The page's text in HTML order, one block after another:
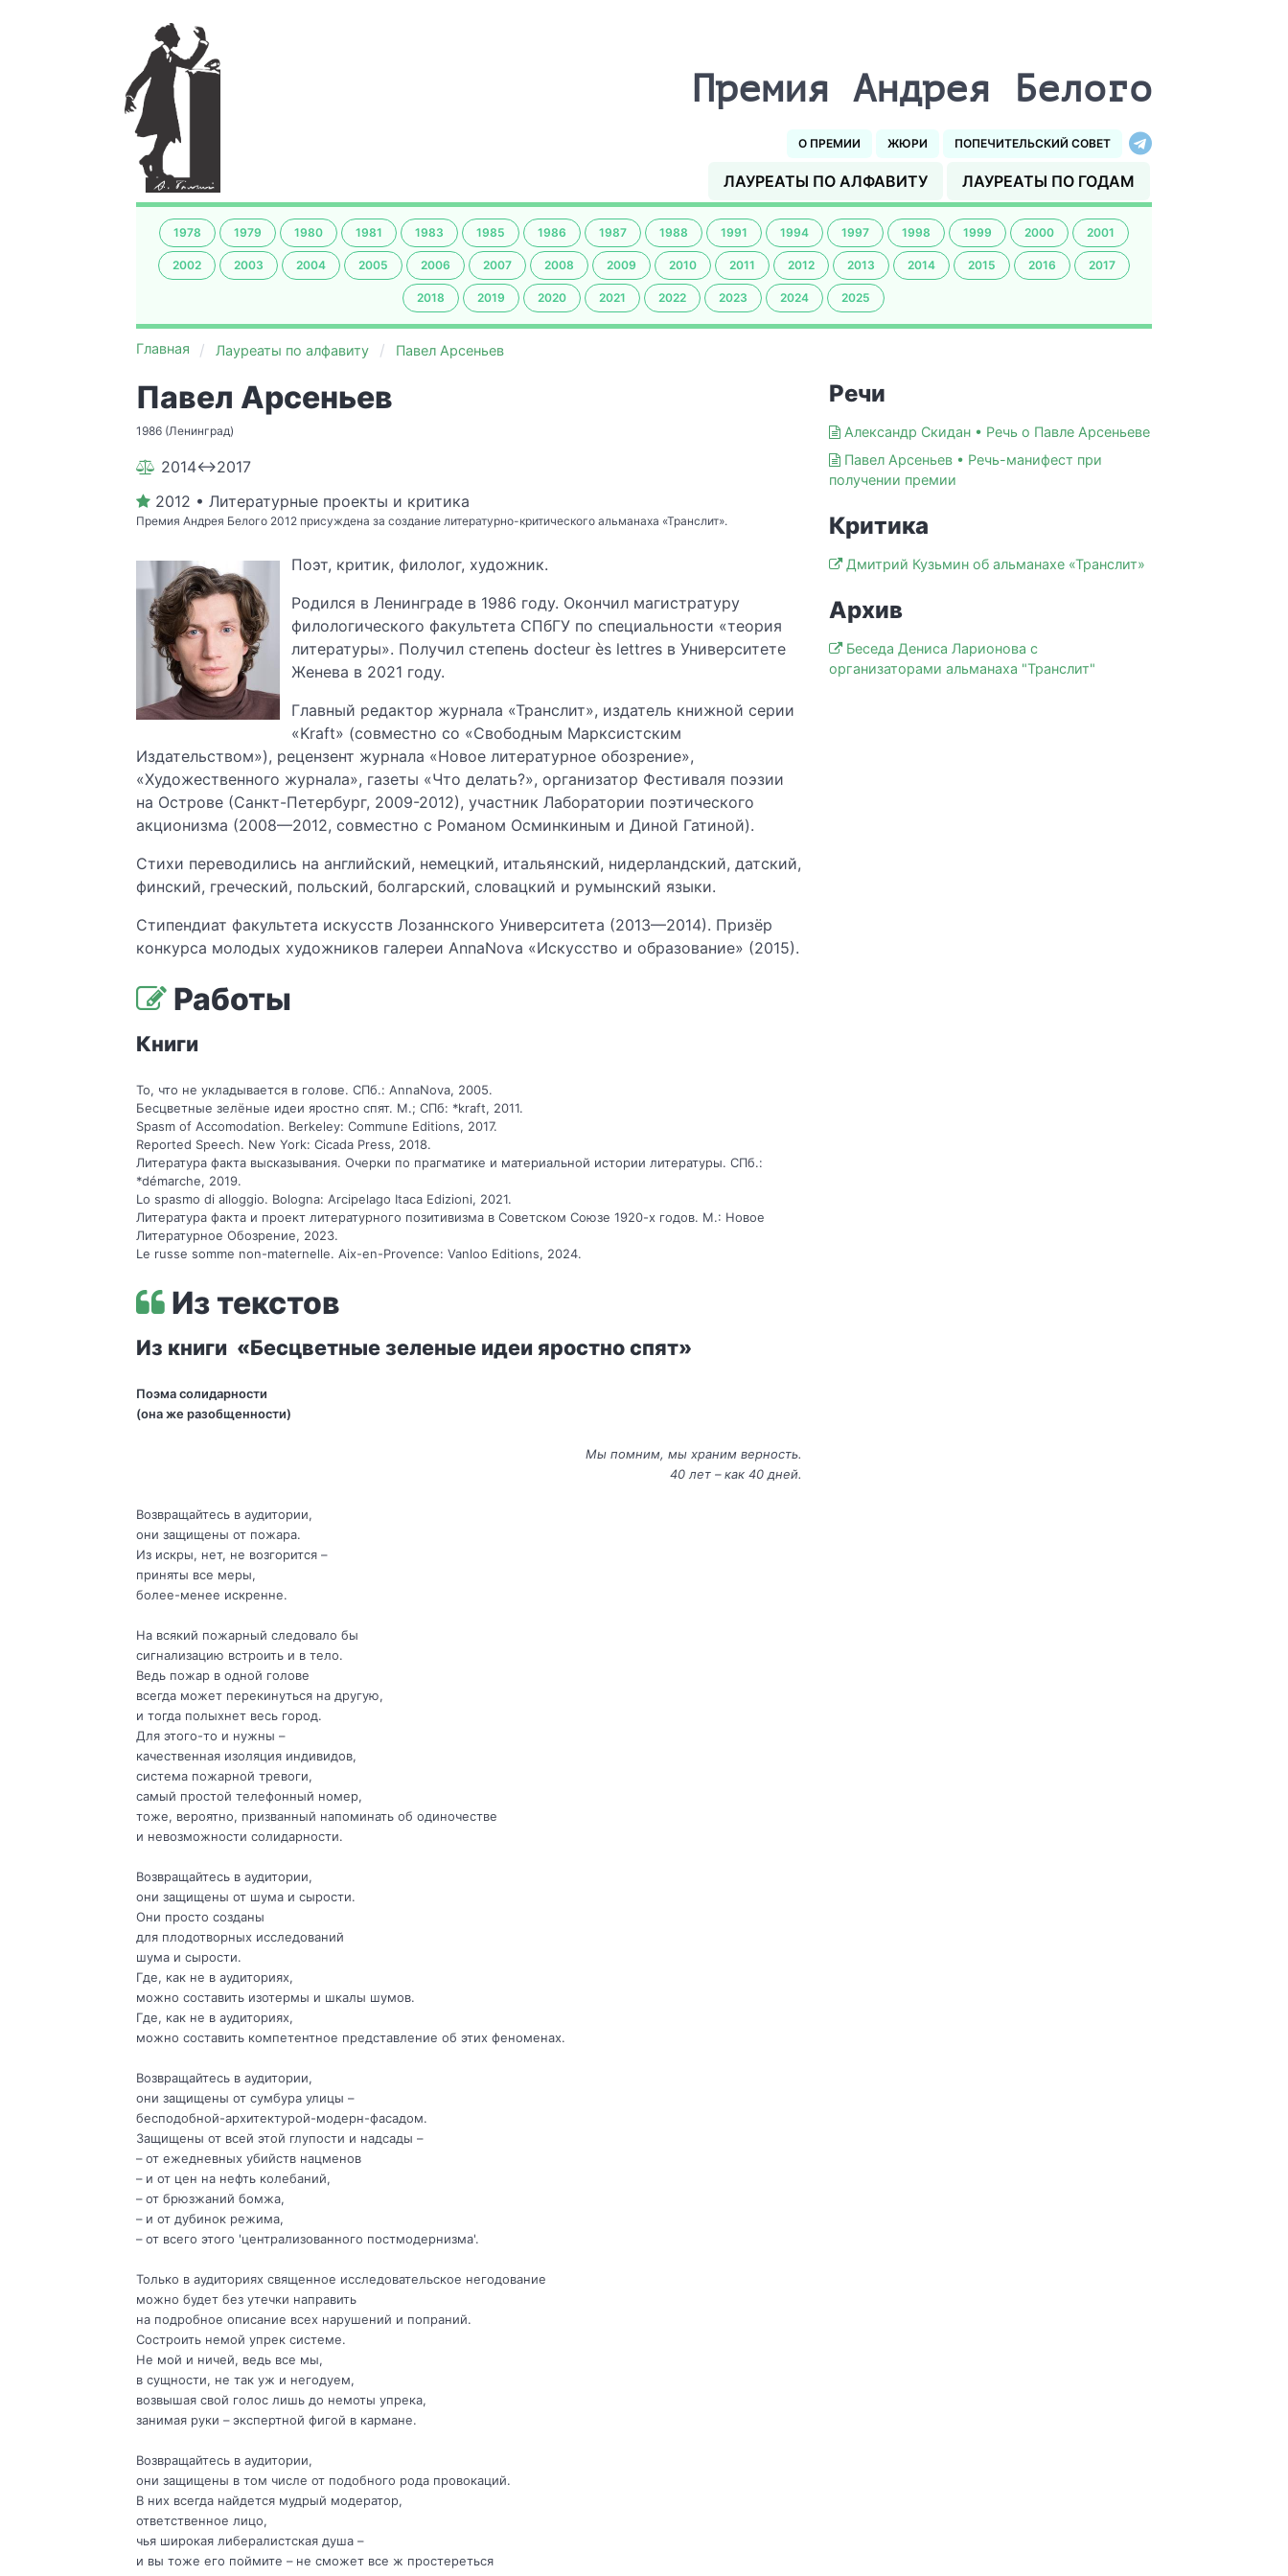
Премия Андрея Белого
О ПРЕМИИ ЖЮРИ ПОПЕЧИТЕЛЬСКИЙ СОВЕТ
ЛАУРЕАТЫ ПО АЛФАВИТУ ЛАУРЕАТЫ ПО ГОДАМ
1978 1979 1980 1981 1983 1985 1986 1987 1988 1991 1994 1997 1998 1999 2000 2001
2002 2003 2004 2005 2006 2007 2008 2009 2010 2011 2012 2013 2014 2015 2016 2017
2018 2019 2020 2021 2022 2023 2024 2025
Главная Лауреаты по алфавиту Павел Арсеньев
Павел Арсеньев
1986 (Ленинград)
2014↔2017
2012 • Литературные проекты и критика
Премия Андрея Белого 2012 присуждена за создание литературно-критического альманаха «Транслит».
Поэт, критик, филолог, художник.
Родился в Ленинграде в 1986 году. Окончил магистратуру
филологического факультета СПбГУ по специальности «теория
литературы». Получил степень docteur ès lettres в Университете
Женева в 2021 году.
Главный редактор журнала «Транслит», издатель книжной серии
«Kraft» (совместно со «Свободным Марксистским
Издательством»), рецензент журнала «Новое литературное обозрение»,
«Художественного журнала», газеты «Что делать?», организатор Фестиваля поэзии
на Острове (Санкт-Петербург, 2009-2012), участник Лаборатории поэтического
акционизма (2008—2012, совместно с Романом Осминкиным и Диной Гатиной).
Стихи переводились на английский, немецкий, итальянский, нидерландский, датский,
финский, греческий, польский, болгарский, словацкий и румынский языки.
Стипендиат факультета искусств Лозаннского Университета (2013—2014). Призёр
конкурса молодых художников галереи AnnaNova «Искусство и образование» (2015).
Работы
Книги
То, что не укладывается в голове. СПб.: AnnaNova, 2005.
Бесцветные зелёные идеи яростно спят. М.; СПб: *kraft, 2011.
Spasm of Accomodation. Berkeley: Commune Editions, 2017.
Reported Speech. New York: Cicada Press, 2018.
Литература факта высказывания. Очерки по прагматике и материальной истории литературы. СПб.:
*démarche, 2019.
Lo spasmo di alloggio. Bologna: Arcipelago Itaca Edizioni, 2021.
Литература факта и проект литературного позитивизма в Советском Союзе 1920-х годов. М.: Новое
Литературное Обозрение, 2023.
Le russe somme non-maternelle. Aix-en-Provence: Vanloo Editions, 2024.
Из текстов
Из книги «Бесцветные зеленые идеи яростно спят»
Поэма солидарности
(она же разобщенности)
Мы помним, мы храним верность.
40 лет – как 40 дней.
Возвращайтесь в аудитории,
они защищены от пожара.
Из искры, нет, не возгорится –
приняты все меры,
более-менее искренне.
На всякий пожарный следовало бы
сигнализацию встроить и в тело.
Ведь пожар в одной голове
всегда может перекинуться на другую,
и тогда полыхнет весь город.
Для этого-то и нужны –
качественная изоляция индивидов,
система пожарной тревоги,
самый простой телефонный номер,
тоже, вероятно, призванный напоминать об одиночестве
и невозможности солидарности.
Возвращайтесь в аудитории,
они защищены от шума и сырости.
Они просто созданы
для плодотворных исследований
шума и сырости.
Где, как не в аудиториях,
можно составить изотермы и шкалы шумов.
Где, как не в аудиториях,
можно составить компетентное представление об этих феноменах.
Возвращайтесь в аудитории,
они защищены от сумбура улицы –
бесподобной-архитектурой-модерн-фасадом.
Защищены от всей этой глупости и надсады –
– от ежедневных убийств нацменов
– и от цен на нефть колебаний,
– от брюзжаний бомжа,
– и от дубинок режима,
– от всего этого 'централизованного постмодернизма'.
Только в аудиториях священное исследовательское негодование
можно будет без утечки направить
на подробное описание всех нарушений и попраний.
Состроить немой упрек системе.
Не мой и ничей, ведь все мы,
в сущности, не так уж и негодуем,
возвышая свой голос лишь до немоты упрека,
занимая руки – экспертной фигой в кармане.
Возвращайтесь в аудитории,
они защищены в том числе от подобного рода провокаций.
В них всегда найдется мудрый модератор,
ответственное лицо,
чья широкая либералистская душа –
и вы тоже его поймите – не сможет все ж простереться
Речи
Александр Скидан • Речь о Павле Арсеньеве
Павел Арсеньев • Речь-манифест при
получении премии
Критика
Дмитрий Кузьмин об альманахе «Транслит»
Архив
Беседа Дениса Ларионова с
организаторами альманаха "Транслит"